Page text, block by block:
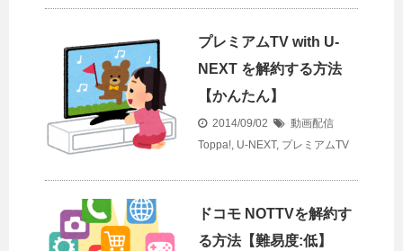
プレミアムTV with U-
NEXT を解約する方法
【かんたん】
2014/09/02
動画配信
Toppa!, U-NEXT, プレミアムTV
ドコモ NOTTVを解約す
る方法【難易度:低】